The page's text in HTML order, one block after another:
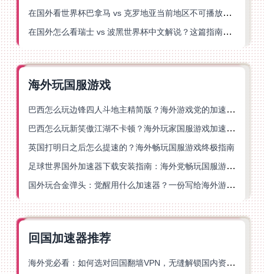
在国外看世界杯巴拿马 vs 克罗地亚当前地区不可播放？这篇指南帮你轻松解决海外体育直播难题
在国外怎么看瑞士 vs 波黑世界杯中文解说？这篇指南帮你搞定所有地区限制问题
海外玩国服游戏
巴西怎么玩边锋四人斗地主精简版？海外游戏党的加速器终极选择
巴西怎么玩新笑傲江湖不卡顿？海外玩家国服游戏加速终极指南（附猫和老鼠一梦江湖实测）
英国打明日之后怎么提速的？海外畅玩国服游戏终极指南
足球世界国外加速器下载安装指南：海外党畅玩国服游戏的终极解决方案
国外玩合金弹头：觉醒用什么加速器？一份写给海外游子的畅玩指南
回国加速器推荐
海外党必看：如何选对回国翻墙VPN，无缝解锁国内资源？